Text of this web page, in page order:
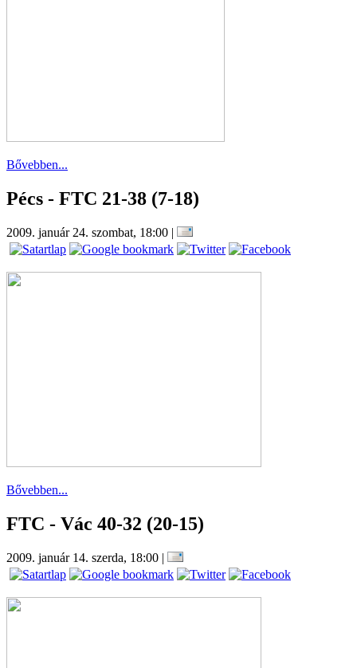
Bővebben...
Pécs - FTC 21-38 (7-18)
2009. január 24. szombat, 18:00 |
Bővebben...
FTC - Vác 40-32 (20-15)
2009. január 14. szerda, 18:00 |